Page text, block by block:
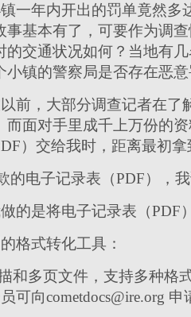
一年内开出的罚单竟然
基本有了，可要作为调
交通状况如何？当地有
镇的警察局是否存在恶意
前，大部分调查记者在了
面对手里成千上万份的
）交给我时，距离最初拿
的电子记录表（PDF），
的是将电子记录表（PDF
格式转化工具：
和多页文件，支持多种格
可向cometdocs@ire.org 申